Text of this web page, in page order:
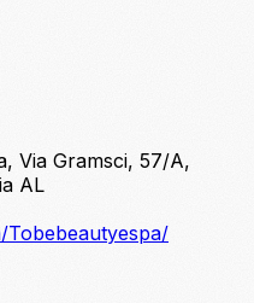
Via Gramsci, 57/A,
AL